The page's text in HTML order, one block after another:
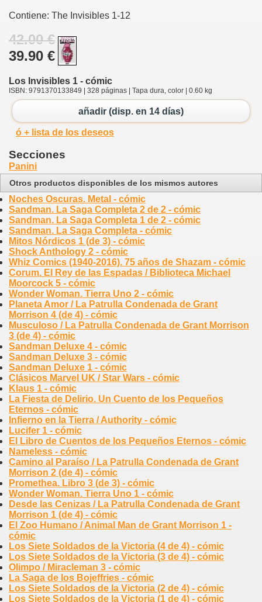
Contiene: The Invisibles 1-12
42.00 €
39.90 €
Los Invisibles 1 - cómic
ISBN: 9791370133849 | 328 páginas | Tapa dura, color | 0.60 kg
añadir (disp. en 14 días)
ó + lista de los deseos
Secciones
Panini
Otros productos disponibles de los mismos autores
Noches Oscuras. Metal - cómic
Sandman. La Saga Completa 2 de 2 - cómic
Sandman. La Saga Completa 1 de 2 - cómic
Sandman. La Saga Completa - cómic
Mitos Nórdicos 1 (de 3) - cómic
Shock Anthology 2 - cómic
Whiz Comics (1940-2016). 75 años de Shazam - cómic
Corum. El Rey de las Espadas / Biblioteca Michael
Moorcock 5 - cómic
Wonder Woman. Tierra Uno 2 - cómic
Planeta Amor / La Patrulla Condenada de Grant
Morrison 4 (de 4) - cómic
Musculoso / La Patrulla Condenada de Grant Morrison
3 (de 4) - cómic
Sandman Deluxe 4 - cómic
Sandman Deluxe 3 - cómic
Sandman Deluxe 1 - cómic
Clásicos Marvel UK / Star Wars - cómic
Klaus 1 - cómic
La Fiesta de Delirio. Un Cuento de los Pequeños
Eternos - cómic
Infierno en la Tierra / Authority - cómic
Lucifer 1 - cómic
El Libro de Cuentos de los Pequeños Eternos - cómic
Nameless - cómic
Camino al Paraíso / La Patrulla Condenada de Grant
Morrison 2 (de 4) - cómic
Promethea. Libro 3 (de 3) - cómic
Wonder Woman. Tierra Uno 1 - cómic
Desde las Cenizas / La Patrulla Condenada de Grant
Morrison 1 (de 4) - cómic
El Zoo Humano / Animal Man de Grant Morrison 1 -
cómic
Los Siete Soldados de la Victoria (4 de 4) - cómic
Los Siete Soldados de la Victoria (3 de 4) - cómic
Olimpo / Miracleman 3 - cómic
La Saga de los Bojeffries - cómic
Los Siete Soldados de la Victoria (2 de 4) - cómic
Los Siete Soldados de la Victoria (1 de 4) - cómic